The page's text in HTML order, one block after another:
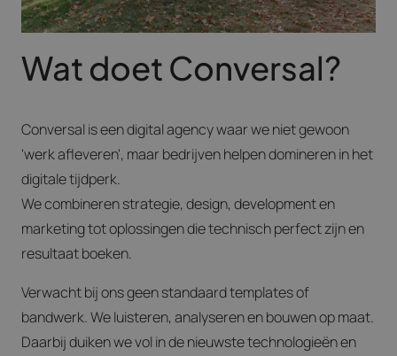
Wat doet Conversal?
Conversal is een digital agency waar we niet gewoon
'werk afleveren', maar bedrijven helpen domineren in het
digitale tijdperk.
We combineren strategie, design, development en
marketing tot oplossingen die technisch perfect zijn en
resultaat boeken.
Verwacht bij ons geen standaard templates of
bandwerk. We luisteren, analyseren en bouwen op maat.
Daarbij duiken we vol in de nieuwste technologieën en